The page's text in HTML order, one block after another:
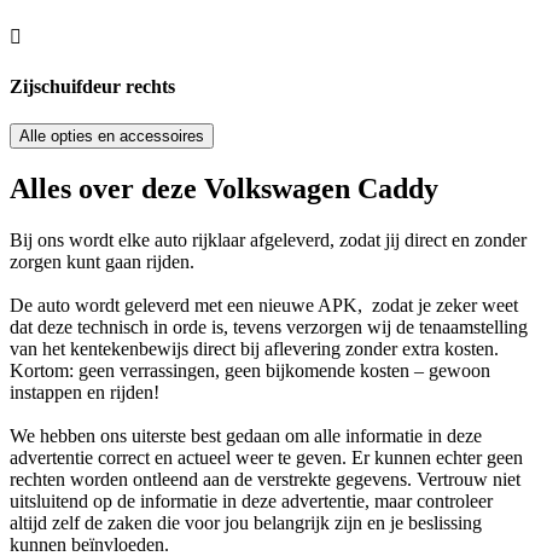
Zijschuifdeur rechts
Alle opties en accessoires
Alles over deze Volkswagen Caddy
Bij ons wordt elke auto rijklaar afgeleverd, zodat jij direct en zonder
zorgen kunt gaan rijden.
De auto wordt geleverd met een nieuwe APK, zodat je zeker weet
dat deze technisch in orde is, tevens verzorgen wij de tenaamstelling
van het kentekenbewijs direct bij aflevering zonder extra kosten.
Kortom: geen verrassingen, geen bijkomende kosten – gewoon
instappen en rijden!
We hebben ons uiterste best gedaan om alle informatie in deze
advertentie correct en actueel weer te geven. Er kunnen echter geen
rechten worden ontleend aan de verstrekte gegevens. Vertrouw niet
uitsluitend op de informatie in deze advertentie, maar controleer
altijd zelf de zaken die voor jou belangrijk zijn en je beslissing
kunnen beïnvloeden.